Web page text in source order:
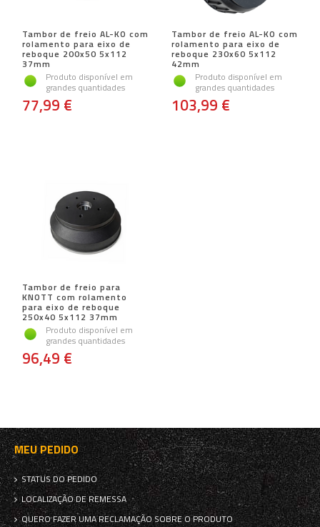
Tambor de freio AL-KO com
rolamento para eixo de
reboque 200x50 5x112
37mm
Produto disponível em
grandes quantidades
77,99 €
Tambor de freio AL-KO com
rolamento para eixo de
reboque 230x60 5x112
42mm
Produto disponível em
grandes quantidades
103,99 €
Tambor de freio para
KNOTT com rolamento
para eixo de reboque
250x40 5x112 37mm
Produto disponível em
grandes quantidades
96,49 €
MEU PEDIDO
STATUS DO PEDIDO
LOCALIZAÇÃO DE REMESSA
QUERO FAZER UMA RECLAMAÇÃO SOBRE O PRODUTO